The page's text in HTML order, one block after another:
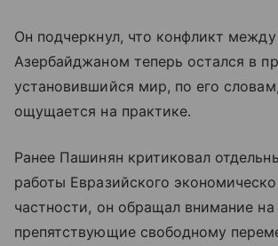
Он подчеркнул, что конфликт
Азербайджаном теперь остался в
установившийся мир, по его
ощущается на практике.
Ранее Пашинян критиковал
работы Евразийского
частности, он обращал внимание на
препятствующие свободному